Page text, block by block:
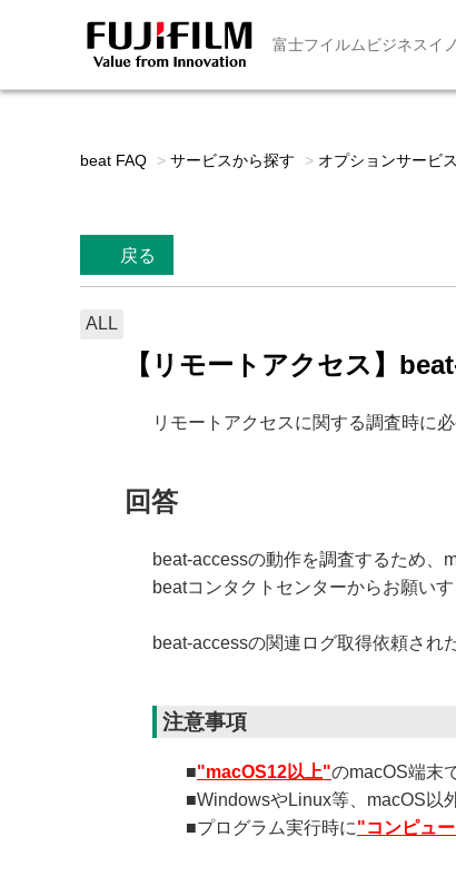
富士フイルムビジネスイ
beat FAQ > サービスから探す > オプションサービ
戻る
ALL
【リモートアクセス】
リモートアクセスに関する調査時に
回答
beat-accessの動作を調査するため、
beatコンタクトセンターからお願いす
beat-accessの関連ログ取得依頼され
注意事項
■"macOS12以上"のmacOS端末
■WindowsやLinux等、macOS以
■プログラム実行時に"コンピュ